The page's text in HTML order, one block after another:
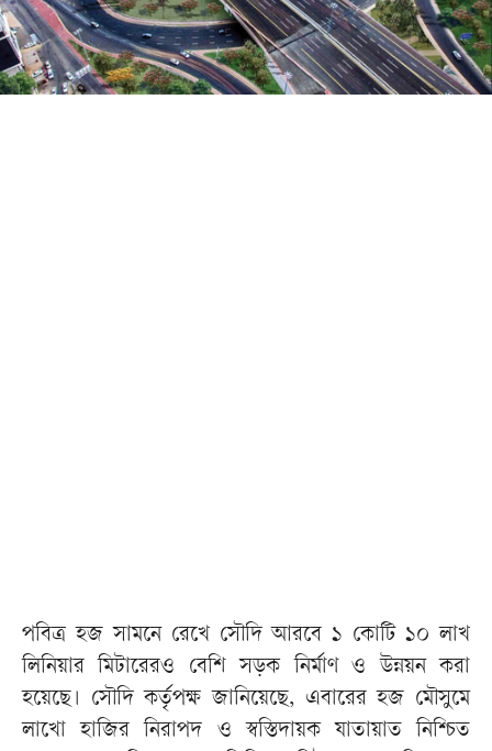
পবিত্র হজ সামনে রেখে সৌদি আরবে ১ কোটি ১০ লাখ
লিনিয়ার মিটারেরও বেশি সড়ক নির্মাণ ও উন্নয়ন করা
হয়েছে। সৌদি কর্তৃপক্ষ জানিয়েছে, এবারের হজ মৌসুমে
লাখো হাজির নিরাপদ ও স্বস্তিদায়ক যাতায়াত নিশ্চিত